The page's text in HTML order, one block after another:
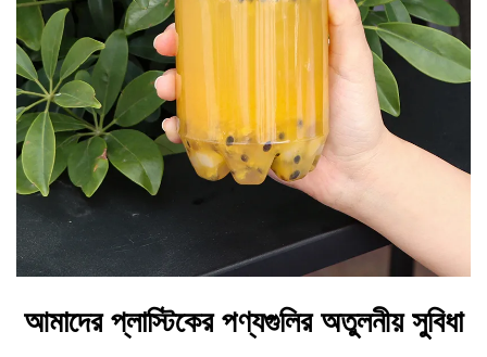
আমাদের প্লাস্টিকের পণ্যগুলির অতুলনীয় সুবিধা